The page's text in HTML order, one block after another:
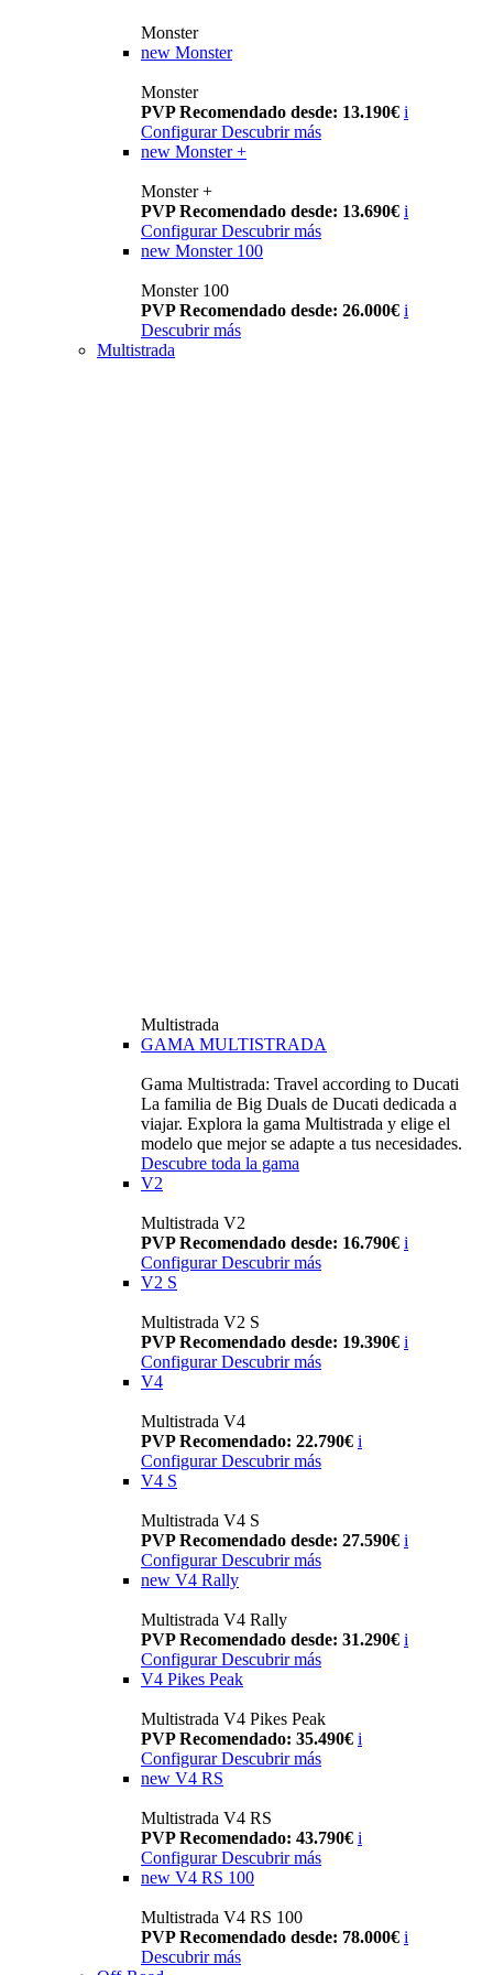
Monster
new Monster
Monster
PVP Recomendado desde: 13.190€ i
Configurar Descubrir más
new Monster +
Monster +
PVP Recomendado desde: 13.690€ i
Configurar Descubrir más
new Monster 100
Monster 100
PVP Recomendado desde: 26.000€ i
Descubrir más
Multistrada
Multistrada
GAMA MULTISTRADA
Gama Multistrada: Travel according to Ducati
La familia de Big Duals de Ducati dedicada a
viajar. Explora la gama Multistrada y elige el
modelo que mejor se adapte a tus necesidades.
Descubre toda la gama
V2
Multistrada V2
PVP Recomendado desde: 16.790€ i
Configurar Descubrir más
V2 S
Multistrada V2 S
PVP Recomendado desde: 19.390€ i
Configurar Descubrir más
V4
Multistrada V4
PVP Recomendado: 22.790€ i
Configurar Descubrir más
V4 S
Multistrada V4 S
PVP Recomendado desde: 27.590€ i
Configurar Descubrir más
new V4 Rally
Multistrada V4 Rally
PVP Recomendado desde: 31.290€ i
Configurar Descubrir más
V4 Pikes Peak
Multistrada V4 Pikes Peak
PVP Recomendado: 35.490€ i
Configurar Descubrir más
new V4 RS
Multistrada V4 RS
PVP Recomendado: 43.790€ i
ConfigurarDescubrir más
new V4 RS 100
Multistrada V4 RS 100
PVP Recomendado desde: 78.000€ i
Descubrir más